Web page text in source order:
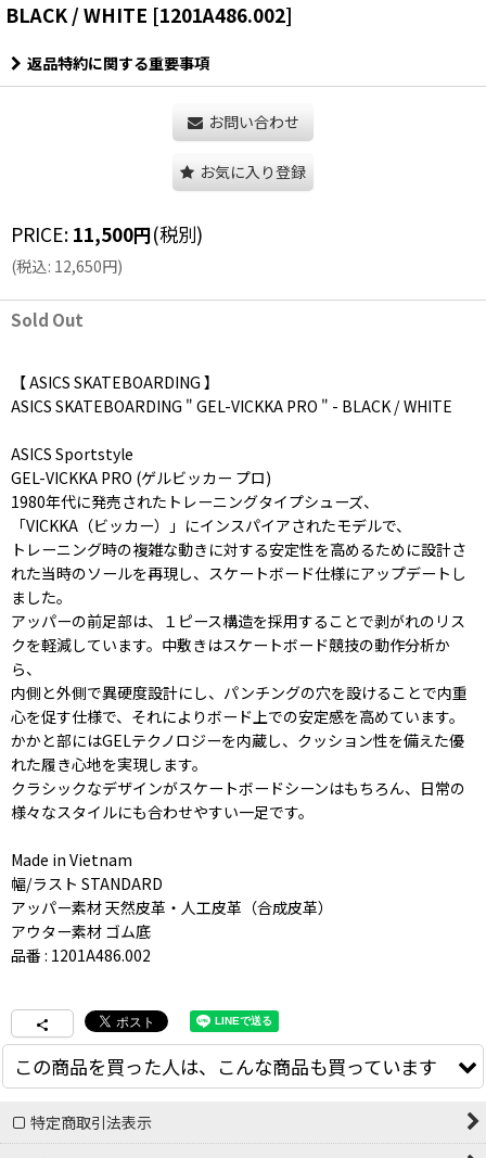
BLACK / WHITE [1201A486.002]
返品特約に関する重要事項
お問い合わせ
お気に入り登録
PRICE: 11,500円(税別)
(税込: 12,650円)
Sold Out
【 ASICS SKATEBOARDING 】
ASICS SKATEBOARDING " GEL-VICKKA PRO " - BLACK / WHITE
ASICS Sportstyle
GEL-VICKKA PRO (ゲルビッカー プロ)
1980年代に発売されたトレーニングタイプシューズ、
「VICKKA（ビッカー）」にインスパイアされたモデルで、
トレーニング時の複雑な動きに対する安定性を高めるために設計さ
れた当時のソールを再現し、スケートボード仕様にアップデートし
ました。
アッパーの前足部は、１ピース構造を採用することで剥がれのリス
クを軽減しています。中敷きはスケートボード競技の動作分析か
ら、
内側と外側で異硬度設計にし、パンチングの穴を設けることで内重
心を促す仕様で、それによりボード上での安定感を高めています。
かかと部にはGELテクノロジーを内蔵し、クッション性を備えた優
れた履き心地を実現します。
クラシックなデザインがスケートボードシーンはもちろん、日常の
様々なスタイルにも合わせやすい一足です。
Made in Vietnam
幅/ラスト STANDARD
アッパー素材 天然皮革・人工皮革（合成皮革）
アウター素材 ゴム底
品番 : 1201A486.002
この商品を買った人は、こんな商品も買っています
特定商取引法表示